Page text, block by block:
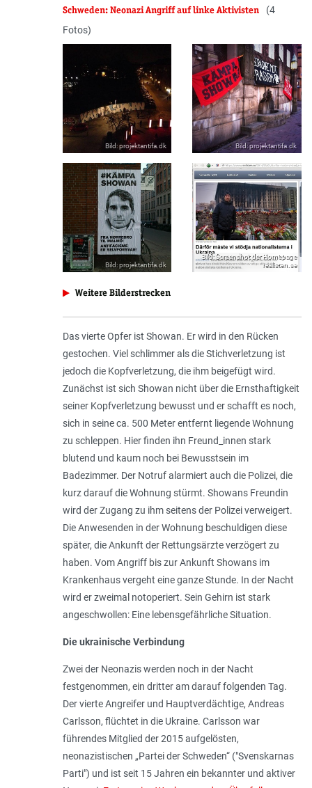
Schweden: Neonazi Angriff auf linke Aktivisten
(4
Fotos)
Source
(Credits)
Bild: projektantifa.dk
Source
(Credits)
Bild: projektantifa.dk
Source
(Credits)
Bild: projektantifa.dk
Source
(Credits)
Bild: Screenshot der Homepage
realisten.se
Weitere Bilderstrecken
Das vierte Opfer ist Showan. Er wird in den Rücken
gestochen. Viel schlimmer als die Stichverletzung ist
jedoch die Kopfverletzung, die ihm beigefügt wird.
Zunächst ist sich Showan nicht über die Ernsthaftigkeit
seiner Kopfverletzung bewusst und er schafft es noch,
sich in seine ca. 500 Meter entfernt liegende Wohnung
zu schleppen. Hier finden ihn Freund_innen stark
blutend und kaum noch bei Bewusstsein im
Badezimmer. Der Notruf alarmiert auch die Polizei, die
kurz darauf die Wohnung stürmt. Showans Freundin
wird der Zugang zu ihm seitens der Polizei verweigert.
Die Anwesenden in der Wohnung beschuldigen diese
später, die Ankunft der Rettungsärzte verzögert zu
haben. Vom Angriff bis zur Ankunft Showans im
Krankenhaus vergeht eine ganze Stunde. In der Nacht
wird er zweimal notoperiert. Sein Gehirn ist stark
angeschwollen: Eine lebensgefährliche Situa­tion.
Die ukrainische Verbindung
Zwei der Neonazis werden noch in der Nacht
festgenommen, ein dritter am darauf folgenden Tag.
Der vierte Angreifer und Hauptverdächtige, Andreas
Carlsson, flüch­tet in die Ukraine. Carlsson war
führendes Mitglied der 2015 aufgelösten,
neonazistischen „Partei der Schweden“ ("Svenskarnas
Parti") und ist seit 15 Jahren ein bekannter und aktiver